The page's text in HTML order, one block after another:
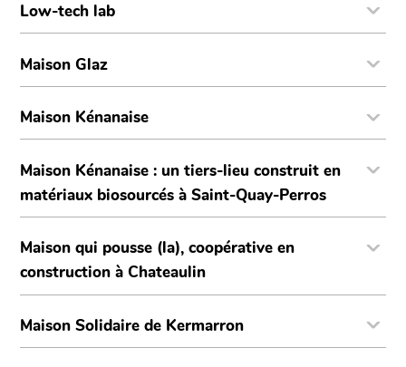
Low-tech lab
Maison Glaz
Maison Kénanaise
Maison Kénanaise : un tiers-lieu construit en
matériaux biosourcés à Saint-Quay-Perros
Maison qui pousse (la), coopérative en
construction à Chateaulin
Maison Solidaire de Kermarron